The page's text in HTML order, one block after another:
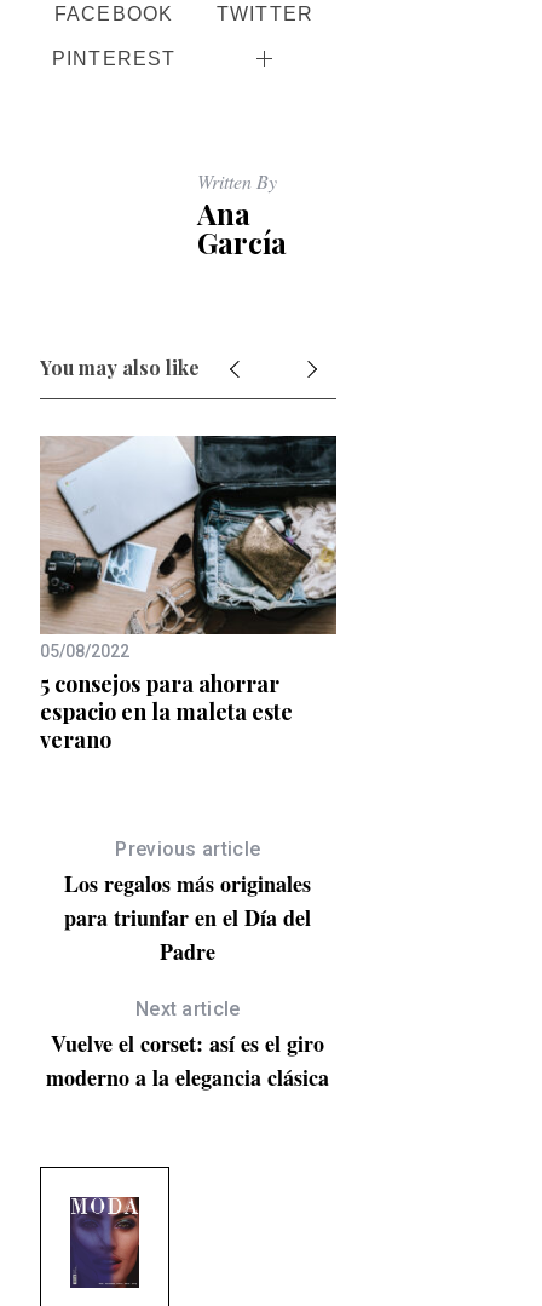
FACEBOOK TWITTER
PINTEREST
Written By
Ana
García
You may also like
05/08/2022
5 consejos para ahorrar
espacio en la maleta este
verano
Previous article
Los regalos más originales
para triunfar en el Día del
Padre
Next article
Vuelve el corset: así es el giro
moderno a la elegancia clásica